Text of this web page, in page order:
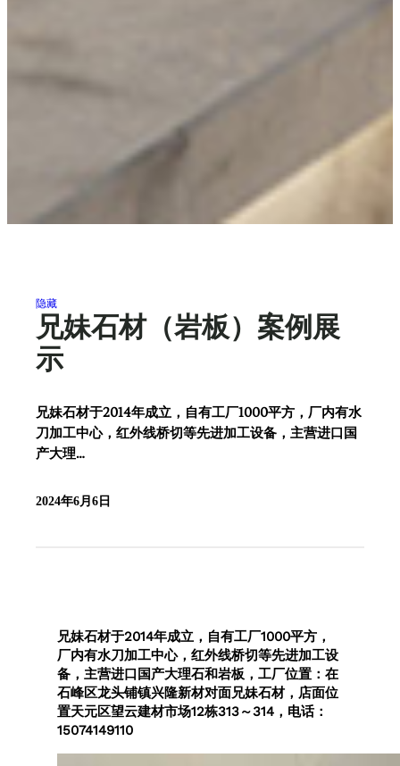
隐藏
兄妹石材（岩板）案例展
示
兄妹石材于2014年成立，自有工厂1000平方，厂内有水
刀加工中心，红外线桥切等先进加工设备，主营进口国
产大理…
2024年6月6日
兄妹石材于2014年成立，自有工厂1000平方，
厂内有水刀加工中心，红外线桥切等先进加工设
备，主营进口国产大理石和岩板，工厂位置：在
石峰区龙头铺镇兴隆新材对面兄妹石材，店面位
置天元区望云建材市场12栋313～314，电话：
15074149110